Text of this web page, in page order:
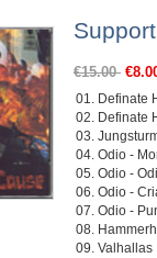
€15.00
01. Definate
02. Definate
03.
04. Odio -
05. Odio -
06. Odio -
07. Odio -
08.
09. Valhallas